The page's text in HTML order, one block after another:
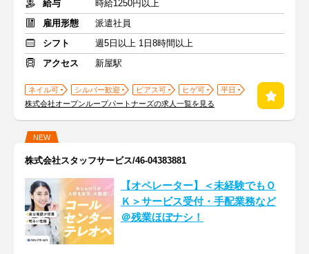
給与
時給1250円以上
雇用形態
派遣社員
シフト
週5日以上 1日8時間以上
アクセス
新屋駅
ネイル可 シルバー歓迎 ピアス可 ヒゲ可
平日
株式会社オープンループパートナーズの求人一覧を見る
NEW
株式会社スタッフサービス/46-04383881
【オペレーター】＜未経験でもＯ
Ｋ＞サービス受付・手配業務など
＠残業ほぼナシ！